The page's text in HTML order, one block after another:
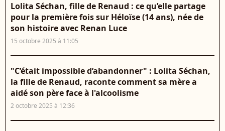
Lolita Séchan, fille de Renaud : ce qu’elle partage
pour la première fois sur Héloïse (14 ans), née de
son histoire avec Renan Luce
15 octobre 2025 à 11:05
"C’était impossible d’abandonner" : Lolita Séchan,
la fille de Renaud, raconte comment sa mère a
aidé son père face à l'alcoolisme
2 octobre 2025 à 12:36